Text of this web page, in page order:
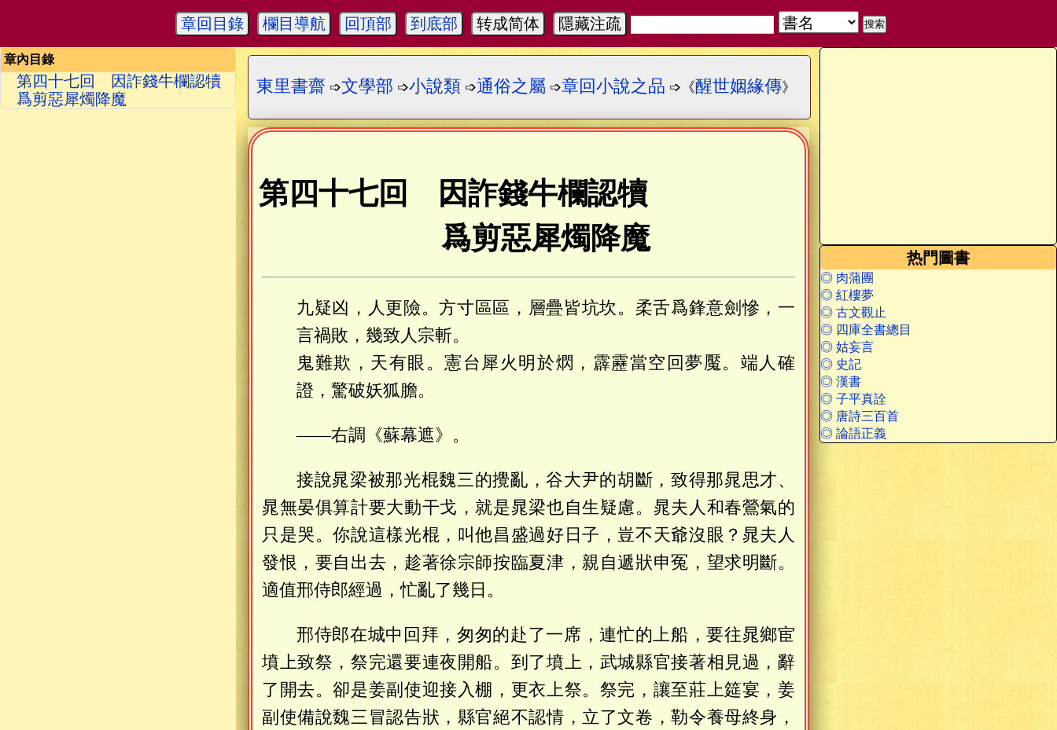
章回目錄 欄目導航 回頂部 到底部 转成简体 隱藏注疏
章內目錄
第四十七回 因詐錢牛欄認犢
爲剪惡犀燭降魔
热門圖書
◎ 肉蒲團
◎ 紅樓夢
◎ 古文觀止
◎ 四庫全書總目
◎ 姑妄言
◎ 史記
◎ 漢書
◎ 子平真詮
◎ 唐詩三百首
◎ 論語正義
東里書齋 ➩文學部 ➩小說類 ➩通俗之屬 ➩章回小說之品 ➩《醒世姻緣傳》
第四十七回 因詐錢牛欄認犢
爲剪惡犀燭降魔
九疑凶，人更險。方寸區區，層疊皆坑坎。柔舌爲鋒意劍慘，一
言禍敗，幾致人宗斬。
鬼難欺，天有眼。憲台犀火明於熌，霹靂當空回夢魘。端人確
證，驚破妖狐膽。
——右調《蘇幕遮》。
接說晁梁被那光棍魏三的攪亂，谷大尹的胡斷，致得那晁思才、
晁無晏俱算計要大動干戈，就是晁梁也自生疑慮。晁夫人和春鶯氣的
只是哭。你說這樣光棍，叫他昌盛過好日子，豈不天爺沒眼？晁夫人
發恨，要自出去，趁著徐宗師按臨夏津，親自遞狀申冤，望求明斷。
適值邢侍郎經過，忙亂了幾日。
邢侍郎在城中回拜，匆匆的赴了一席，連忙的上船，要往晁鄉宦
墳上致祭，祭完還要連夜開船。到了墳上，武城縣官接著相見過，辭
了開去。卻是姜副使迎接入棚，更衣上祭。祭完，讓至莊上筵宴，姜
副使備說魏三冒認告狀，縣官絕不認情，立了文卷，勒令養母終身，